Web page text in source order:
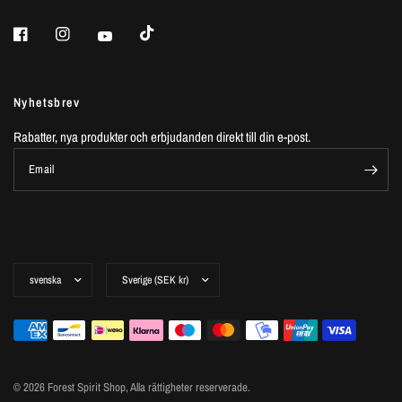
Nyhetsbrev
Rabatter, nya produkter och erbjudanden direkt till din e-post.
Email
© 2026 Forest Spirit Shop,Alla rättigheter reserverade.